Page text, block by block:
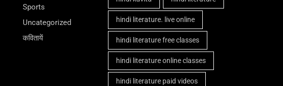
Sports
Uncategorized
कवितायें
hindi literature. live online
hindi literature free classes
hindi literature online classes
hindi literature paid videos